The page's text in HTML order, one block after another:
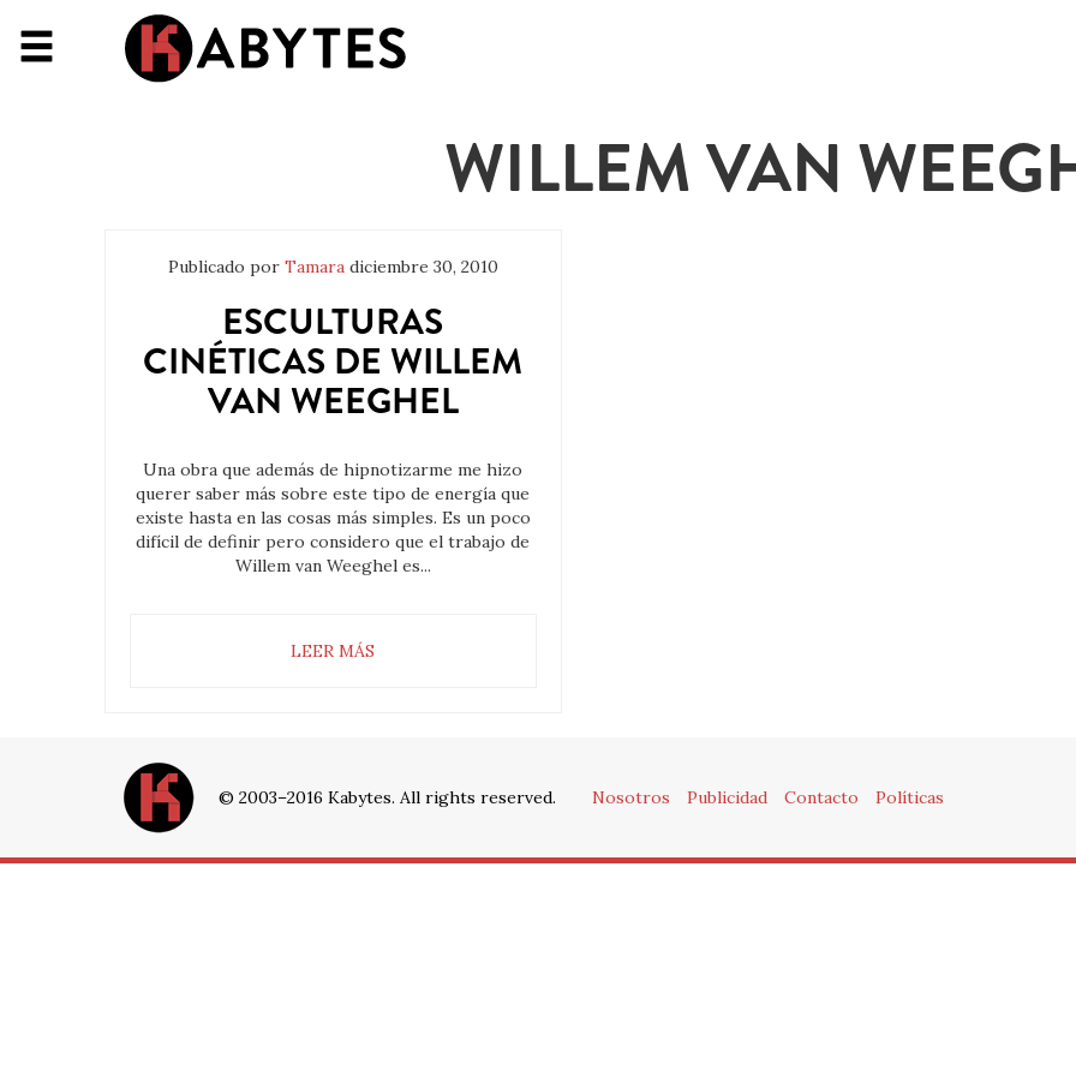
WILLEM VAN
Publicado por Tamara diciembre 30, 2010
ESCULTURAS
CINÉTICAS DE WILLEM
VAN WEEGHEL
Una obra que además de hipnotizarme me hizo
querer saber más sobre este tipo de energía que
existe hasta en las cosas más simples. Es un poco
difícil de definir pero considero que el trabajo de
Willem van Weeghel es...
LEER MÁS
© 2003–2016 Kabytes. All rights reserved. Nosotros Publicidad Contacto Políticas